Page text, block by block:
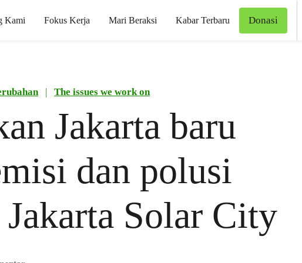
Kami Fokus Kerja Mari Beraksi Kabar Terbaru Donasi
| The issues we work on
Jakarta baru
dan polusi
Jakarta Solar City